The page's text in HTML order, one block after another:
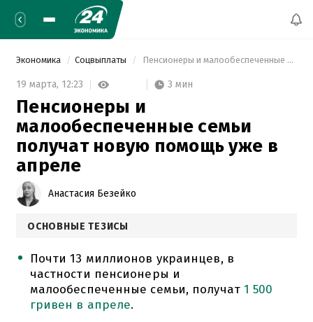
Экономика Соцвыплаты Пенсионеры и малообеспеченные семьи получат новую помощь уже в апреле
19 марта, 12:23 3 мин
Пенсионеры и
малообеспеченные семьи
получат новую помощь уже в
апреле
Анастасия Безейко
ОСНОВНЫЕ ТЕЗИСЫ
Почти 13 миллионов украинцев, в
частности пенсионеры и
малообеспеченные семьи, получат 1 500
гривен в апреле.